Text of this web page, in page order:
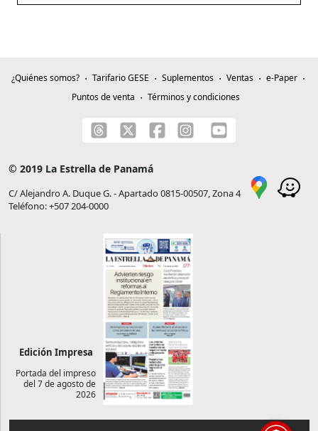
¿Quiénes somos? Tarifario GESE Suplementos Ventas
e-Paper
Puntos de venta
Términos y condiciones
© 2019 La Estrella de Panamá
C/ Alejandro A. Duque G. - Apartado 0815-00507, Zona 4
Teléfono: +507 204-0000
Edición Impresa
Portada del impreso
del 7 de agosto de
2026